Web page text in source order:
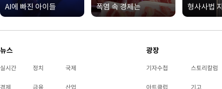
AI에 빠진 아이들 폭염 속 경제는 형사사법
뉴스
실시간 정치 국제
경제 금융 산업
광장
기자수첩 스토리칼럼
아트클럽 기고